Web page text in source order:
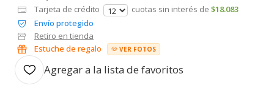
Tarjeta de crédito
cuotas sin interés de $18.083
Envío protegido
Retiro en tienda
Estuche de regalo
VER FOTOS
Agregar a la lista de favoritos